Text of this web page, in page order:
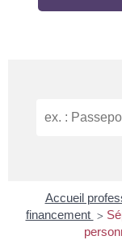
Accueil
financement >